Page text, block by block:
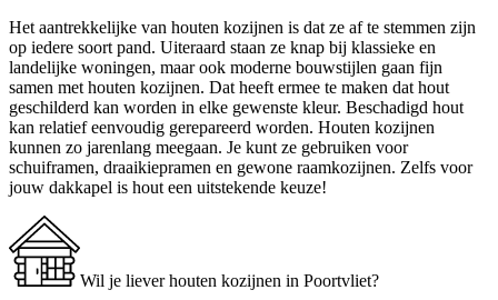
Het aantrekkelijke van houten kozijnen is dat ze af te stemmen zijn
op iedere soort pand. Uiteraard staan ze knap bij klassieke en
landelijke woningen, maar ook moderne bouwstijlen gaan fijn
samen met houten kozijnen. Dat heeft ermee te maken dat hout
geschilderd kan worden in elke gewenste kleur. Beschadigd hout
kan relatief eenvoudig gerepareerd worden. Houten kozijnen
kunnen zo jarenlang meegaan. Je kunt ze gebruiken voor
schuiframen, draaikiepramen en gewone raamkozijnen. Zelfs voor
jouw dakkapel is hout een uitstekende keuze!
Wil je liever houten kozijnen in Poortvliet?